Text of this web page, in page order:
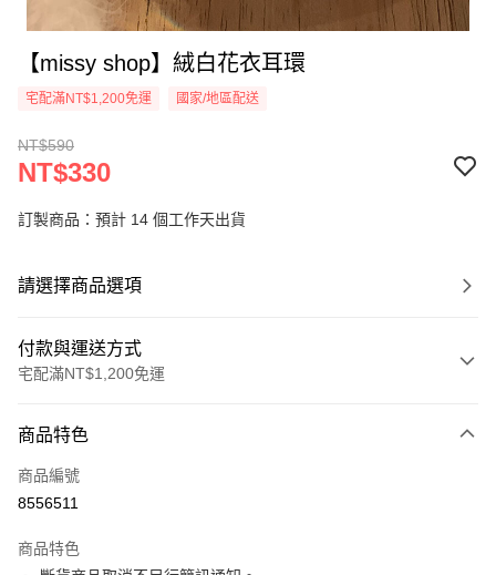
【missy shop】絨白花衣耳環
宅配滿NT$1,200免運 國家/地區配送
NT$590
NT$330
訂製商品：預計 14 個工作天出貨
請選擇商品選項
付款與運送方式
宅配滿NT$1,200免運
信用卡一次付款
超商取貨付款
Apple Pay
商品特色
商品編號
8556511
商品特色